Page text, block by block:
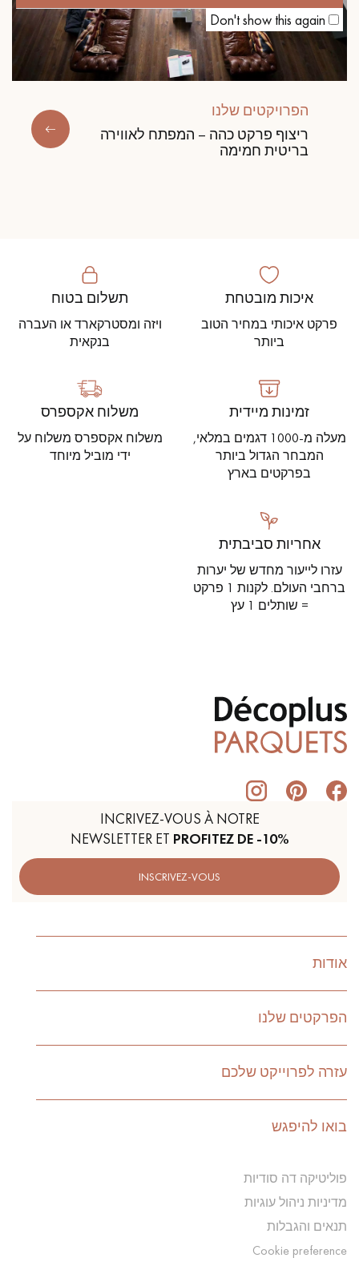
הפרויקטים שלנו
ריצוף פרקט כהה – המפתח לאווירה
בריטית חמימה
איכות מובטחת
פרקט איכותי במחיר הטוב
ביותר
תשלום בטוח
ויזה ומסטרקארד או העברה
בנקאית
זמינות מיידית
מעלה מ-1000 דגמים במלאי,
המבחר הגדול ביותר
בפרקטים בארץ
משלוח אקספרס
משלוח אקספרס משלוח על
ידי מוביל מיוחד
אחריות סביבתית
עזרו לייעור מחדש של יערות
ברחבי העולם. לקנות 1 פרקט
= שותלים 1 עץ
INCRIVEZ-VOUS À NOTRE
NEWSLETTER ET PROFITEZ DE -10%
INSCRIVEZ-VOUS
אודות
הפרקטים שלנו
עזרה לפרוייקט שלכם
בואו להיפגש
פוליטיקה דה סודיות
מדיניות ניהול עוגיות
תנאים והגבלות
Cookie preference
Don't show this again